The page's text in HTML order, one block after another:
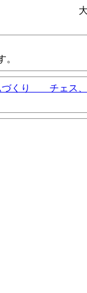
。
づくり チェ